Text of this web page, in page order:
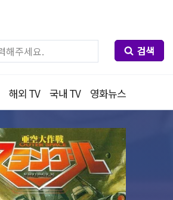
검색
해외 TV 국내 TV 영화뉴스